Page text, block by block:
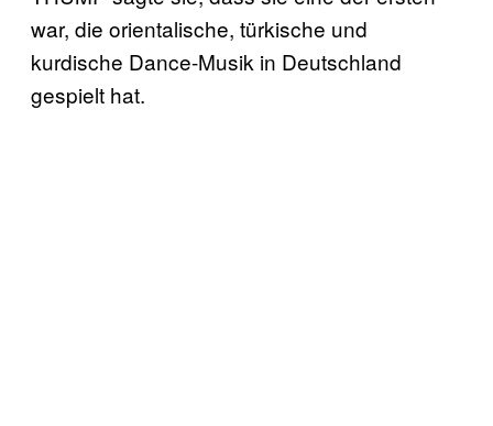
war, die orientalische, türkische und
kurdische Dance-Musik in Deutschland
gespielt hat.